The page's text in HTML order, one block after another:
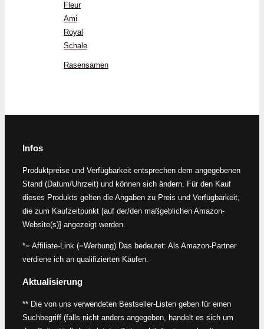
Fleur
Ami
Royal
Schale
Rasensamen
Infos
Produktpreise und Verfügbarkeit entsprechen dem angegebenen
Stand (Datum/Uhrzeit) und können sich ändern. Für den Kauf
dieses Produkts gelten die Angaben zu Preis und Verfügbarkeit,
die zum Kaufzeitpunkt [auf der/den maßgeblichen Amazon-
Website(s)] angezeigt werden.
*= Affiliate-Link (=Werbung) Das bedeutet: Als Amazon-Partner
verdiene ich an qualifizierten Käufen.
Aktualisierung
** Die von uns verwendeten Bestseller-Listen geben für einen
Suchbegriff (falls nicht anders angegeben, handelt es sich um